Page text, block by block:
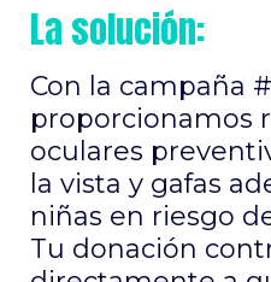
La solución:
Con la campaña
proporcionamos
oculares
la vista y gafas
niñas en riesgo
Tu donación